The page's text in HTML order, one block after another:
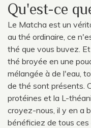
Qu'est-ce
Le Matcha est un
au thé ordinaire, ce
thé que vous buvez.
thé broyée en une
mélangée à de l'eau,
de thé sont présents.
protéines et la L-
croyez-nous, il y en a
bénéficiez de tous